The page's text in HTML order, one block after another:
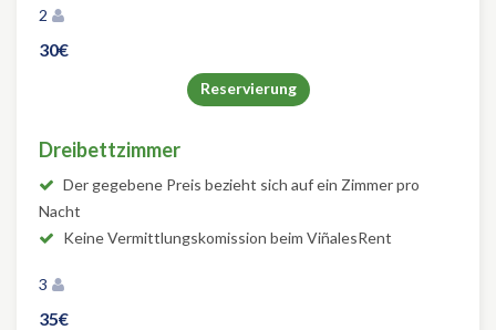
2
30€
Reservierung
Dreibettzimmer
Der gegebene Preis bezieht sich auf ein Zimmer pro
Nacht
Keine Vermittlungskomission beim ViñalesRent
3
35€